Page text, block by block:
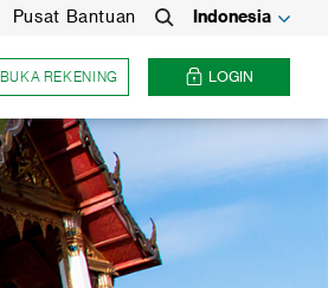
Pusat Bantuan
Search
Indonesia
BUKA REKENING LOGIN